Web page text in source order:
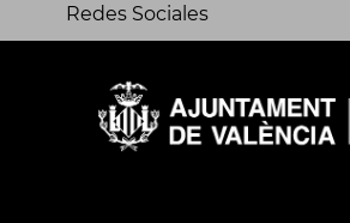
Redes Sociales